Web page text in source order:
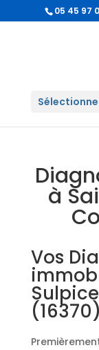
05 45 97
à
Vos
(16370)